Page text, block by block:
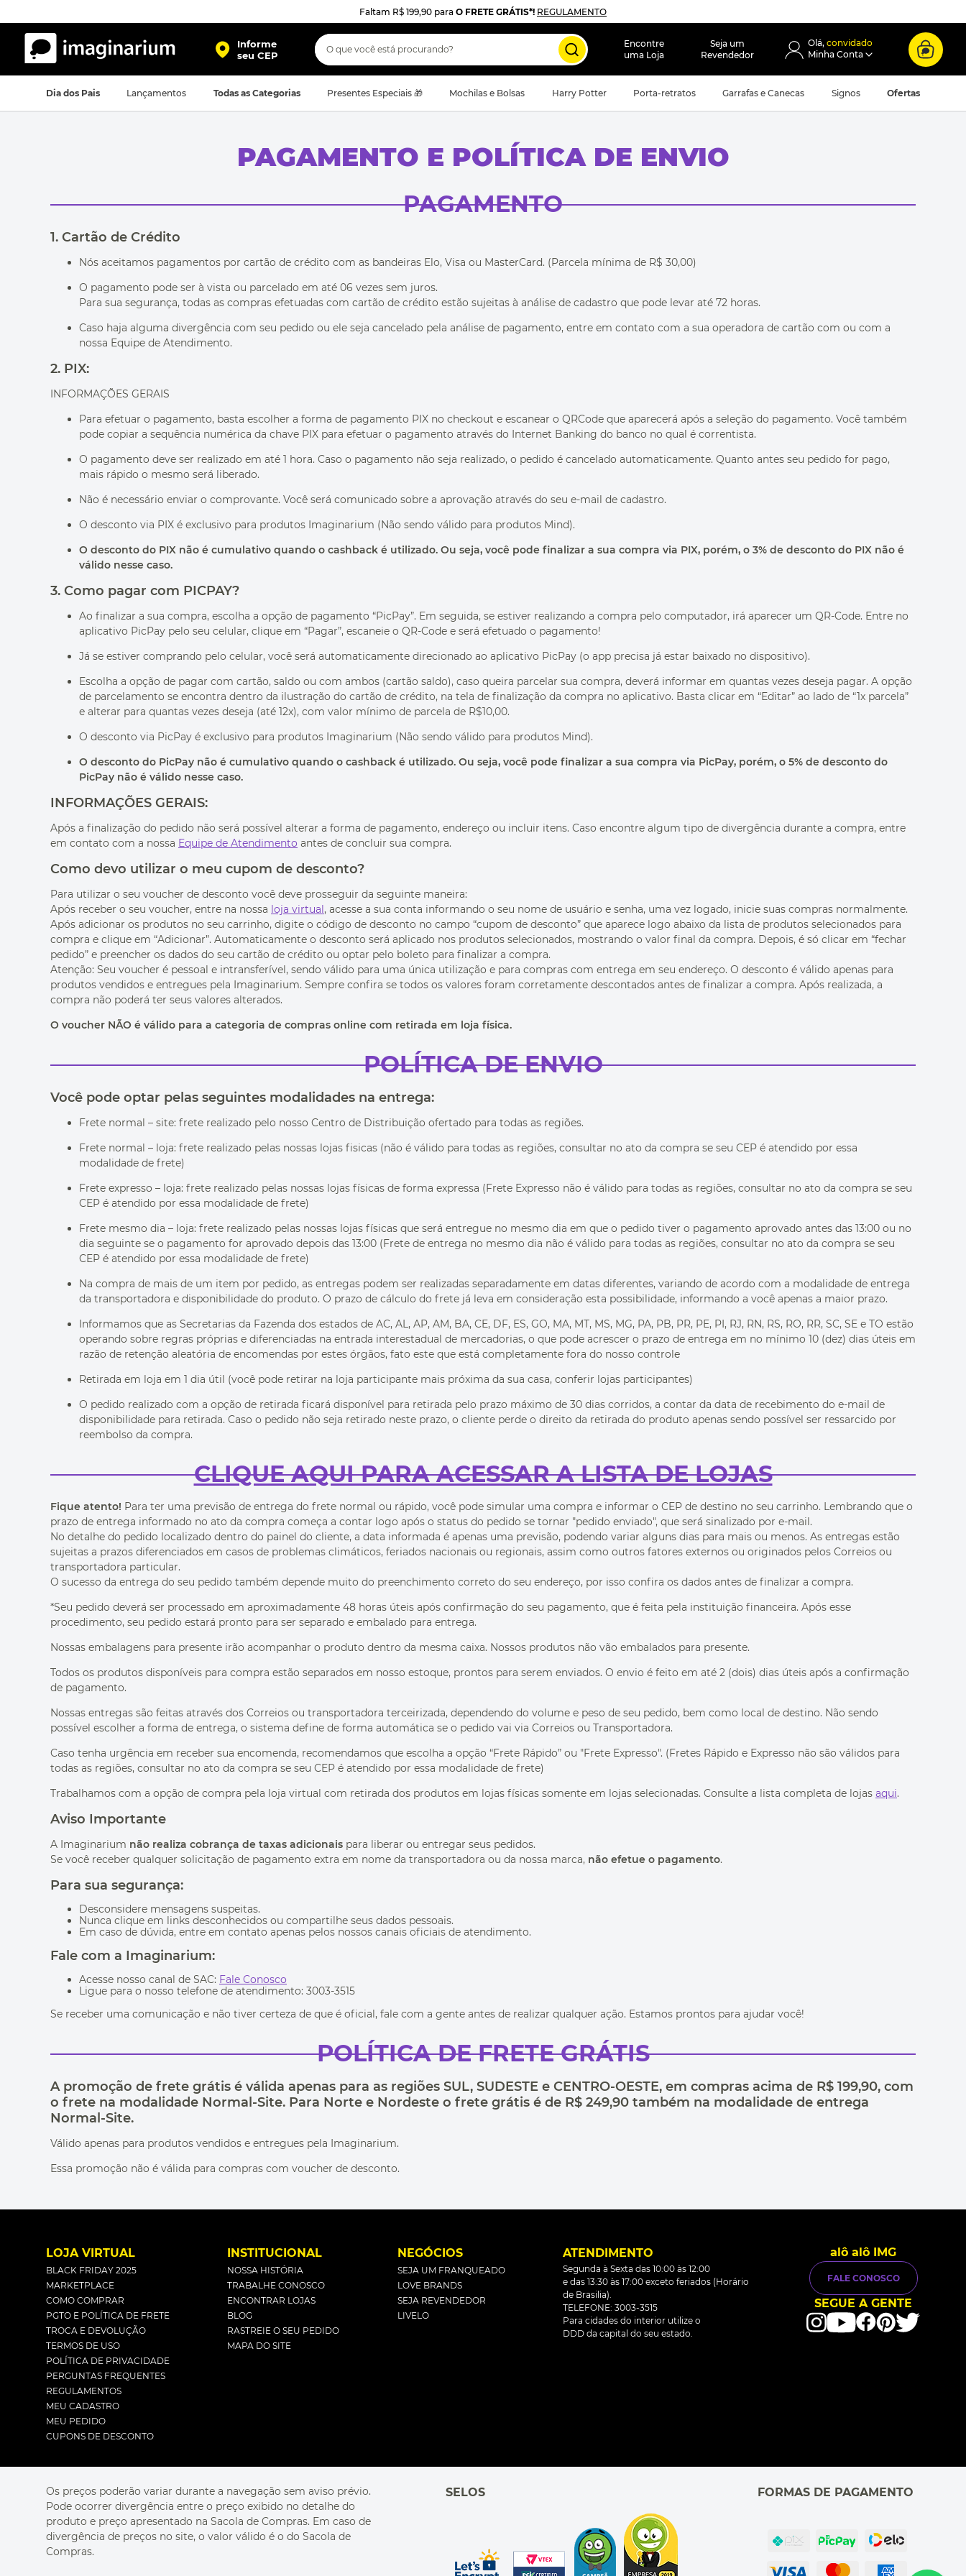
Faltam R$ 199,90 para O FRETE GRÁTIS*! REGULAMENTO
Informe
seu CEP
O que você está procurando?
Encontre
uma Loja
Seja um
Revendedor
convidado
Dia dos Pais Lançamentos Todas as Categorias Presentes Especiais 🎁 Mochilas e Bolsas Harry Potter Porta-retratos Garrafas e Canecas Signos Ofertas
PAGAMENTO E POLÍTICA DE ENVIO
PAGAMENTO
1. Cartão de Crédito
Nós aceitamos pagamentos por cartão de crédito com as bandeiras Elo, Visa ou MasterCard. (Parcela mínima de R$ 30,00)
O pagamento pode ser à vista ou parcelado em até 06 vezes sem juros.
Para sua segurança, todas as compras efetuadas com cartão de crédito estão sujeitas à análise de cadastro que pode levar até 72 horas.
Caso haja alguma divergência com seu pedido ou ele seja cancelado pela análise de pagamento, entre em contato com a sua operadora de cartão com ou com a
nossa Equipe de Atendimento.
2. PIX:
INFORMAÇÕES GERAIS
Para efetuar o pagamento, basta escolher a forma de pagamento PIX no checkout e escanear o QRCode que aparecerá após a seleção do pagamento. Você também
pode copiar a sequência numérica da chave PIX para efetuar o pagamento através do Internet Banking do banco no qual é correntista.
O pagamento deve ser realizado em até 1 hora. Caso o pagamento não seja realizado, o pedido é cancelado automaticamente. Quanto antes seu pedido for pago,
mais rápido o mesmo será liberado.
Não é necessário enviar o comprovante. Você será comunicado sobre a aprovação através do seu e-mail de cadastro.
O desconto via PIX é exclusivo para produtos Imaginarium (Não sendo válido para produtos Mind).
O desconto do PIX não é cumulativo quando o cashback é utilizado. Ou seja, você pode finalizar a sua compra via PIX, porém, o 3% de desconto do PIX não é
válido nesse caso.
3. Como pagar com PICPAY?
Ao finalizar a sua compra, escolha a opção de pagamento “PicPay”. Em seguida, se estiver realizando a compra pelo computador, irá aparecer um QR-Code. Entre no
aplicativo PicPay pelo seu celular, clique em “Pagar”, escaneie o QR-Code e será efetuado o pagamento!
Já se estiver comprando pelo celular, você será automaticamente direcionado ao aplicativo PicPay (o app precisa já estar baixado no dispositivo).
Escolha a opção de pagar com cartão, saldo ou com ambos (cartão saldo), caso queira parcelar sua compra, deverá informar em quantas vezes deseja pagar. A opção
de parcelamento se encontra dentro da ilustração do cartão de crédito, na tela de finalização da compra no aplicativo. Basta clicar em “Editar” ao lado de “1x parcela”
e alterar para quantas vezes deseja (até 12x), com valor mínimo de parcela de R$10,00.
O desconto via PicPay é exclusivo para produtos Imaginarium (Não sendo válido para produtos Mind).
O desconto do PicPay não é cumulativo quando o cashback é utilizado. Ou seja, você pode finalizar a sua compra via PicPay, porém, o 5% de desconto do
PicPay não é válido nesse caso.
INFORMAÇÕES GERAIS:
Após a finalização do pedido não será possível alterar a forma de pagamento, endereço ou incluir itens. Caso encontre algum tipo de divergência durante a compra, entre
em contato com a nossa Equipe de Atendimento antes de concluir sua compra.
Como devo utilizar o meu cupom de desconto?
Para utilizar o seu voucher de desconto você deve prosseguir da seguinte maneira:
Após receber o seu voucher, entre na nossa loja virtual, acesse a sua conta informando o seu nome de usuário e senha, uma vez logado, inicie suas compras normalmente.
Após adicionar os produtos no seu carrinho, digite o código de desconto no campo “cupom de desconto” que aparece logo abaixo da lista de produtos selecionados para
compra e clique em “Adicionar”. Automaticamente o desconto será aplicado nos produtos selecionados, mostrando o valor final da compra. Depois, é só clicar em “fechar
pedido” e preencher os dados do seu cartão de crédito ou optar pelo boleto para finalizar a compra.
Atenção: Seu voucher é pessoal e intransferível, sendo válido para uma única utilização e para compras com entrega em seu endereço. O desconto é válido apenas para
produtos vendidos e entregues pela Imaginarium. Sempre confira se todos os valores foram corretamente descontados antes de finalizar a compra. Após realizada, a
compra não poderá ter seus valores alterados.
O voucher NÃO é válido para a categoria de compras online com retirada em loja física.
POLÍTICA DE ENVIO
Você pode optar pelas seguintes modalidades na entrega:
Frete normal – site: frete realizado pelo nosso Centro de Distribuição ofertado para todas as regiões.
Frete normal – loja: frete realizado pelas nossas lojas fisicas (não é válido para todas as regiões, consultar no ato da compra se seu CEP é atendido por essa
modalidade de frete)
Frete expresso – loja: frete realizado pelas nossas lojas físicas de forma expressa (Frete Expresso não é válido para todas as regiões, consultar no ato da compra se seu
CEP é atendido por essa modalidade de frete)
Frete mesmo dia – loja: frete realizado pelas nossas lojas físicas que será entregue no mesmo dia em que o pedido tiver o pagamento aprovado antes das 13:00 ou no
dia seguinte se o pagamento for aprovado depois das 13:00 (Frete de entrega no mesmo dia não é válido para todas as regiões, consultar no ato da compra se seu
CEP é atendido por essa modalidade de frete)
Na compra de mais de um item por pedido, as entregas podem ser realizadas separadamente em datas diferentes, variando de acordo com a modalidade de entrega
da transportadora e disponibilidade do produto. O prazo de cálculo do frete já leva em consideração esta possibilidade, informando a você apenas a maior prazo.
Informamos que as Secretarias da Fazenda dos estados de AC, AL, AP, AM, BA, CE, DF, ES, GO, MA, MT, MS, MG, PA, PB, PR, PE, PI, RJ, RN, RS, RO, RR, SC, SE e TO estão
operando sobre regras próprias e diferenciadas na entrada interestadual de mercadorias, o que pode acrescer o prazo de entrega em no mínimo 10 (dez) dias úteis em
razão de retenção aleatória de encomendas por estes órgãos, fato este que está completamente fora do nosso controle
Retirada em loja em 1 dia útil (você pode retirar na loja participante mais próxima da sua casa, conferir lojas participantes)
O pedido realizado com a opção de retirada ficará disponível para retirada pelo prazo máximo de 30 dias corridos, a contar da data de recebimento do e-mail de
disponibilidade para retirada. Caso o pedido não seja retirado neste prazo, o cliente perde o direito da retirada do produto apenas sendo possível ser ressarcido por
reembolso da compra.
CLIQUE AQUI PARA ACESSAR A LISTA DE LOJAS
Fique atento! Para ter uma previsão de entrega do frete normal ou rápido, você pode simular uma compra e informar o CEP de destino no seu carrinho. Lembrando que o
prazo de entrega informado no ato da compra começa a contar logo após o status do pedido se tornar "pedido enviado", que será sinalizado por e-mail.
No detalhe do pedido localizado dentro do painel do cliente, a data informada é apenas uma previsão, podendo variar alguns dias para mais ou menos. As entregas estão
sujeitas a prazos diferenciados em casos de problemas climáticos, feriados nacionais ou regionais, assim como outros fatores externos ou originados pelos Correios ou
transportadora particular.
O sucesso da entrega do seu pedido também depende muito do preenchimento correto do seu endereço, por isso confira os dados antes de finalizar a compra.
*Seu pedido deverá ser processado em aproximadamente 48 horas úteis após confirmação do seu pagamento, que é feita pela instituição financeira. Após esse
procedimento, seu pedido estará pronto para ser separado e embalado para entrega.
Nossas embalagens para presente irão acompanhar o produto dentro da mesma caixa. Nossos produtos não vão embalados para presente.
Todos os produtos disponíveis para compra estão separados em nosso estoque, prontos para serem enviados. O envio é feito em até 2 (dois) dias úteis após a confirmação
de pagamento.
Nossas entregas são feitas através dos Correios ou transportadora terceirizada, dependendo do volume e peso de seu pedido, bem como local de destino. Não sendo
possível escolher a forma de entrega, o sistema define de forma automática se o pedido vai via Correios ou Transportadora.
Caso tenha urgência em receber sua encomenda, recomendamos que escolha a opção “Frete Rápido” ou "Frete Expresso". (Fretes Rápido e Expresso não são válidos para
todas as regiões, consultar no ato da compra se seu CEP é atendido por essa modalidade de frete)
Trabalhamos com a opção de compra pela loja virtual com retirada dos produtos em lojas físicas somente em lojas selecionadas. Consulte a lista completa de lojas aqui.
Aviso Importante
A Imaginarium não realiza cobrança de taxas adicionais para liberar ou entregar seus pedidos.
Se você receber qualquer solicitação de pagamento extra em nome da transportadora ou da nossa marca, não efetue o pagamento.
Para sua segurança:
Desconsidere mensagens suspeitas.
Nunca clique em links desconhecidos ou compartilhe seus dados pessoais.
Em caso de dúvida, entre em contato apenas pelos nossos canais oficiais de atendimento.
Fale com a Imaginarium:
Acesse nosso canal de SAC: Fale Conosco
Ligue para o nosso telefone de atendimento: 3003-3515
Se receber uma comunicação e não tiver certeza de que é oficial, fale com a gente antes de realizar qualquer ação. Estamos prontos para ajudar você!
POLÍTICA DE FRETE GRÁTIS
A promoção de frete grátis é válida apenas para as regiões SUL, SUDESTE e CENTRO-OESTE, em compras acima de R$ 199,90, com
o frete na modalidade Normal-Site. Para Norte e Nordeste o frete grátis é de R$ 249,90 também na modalidade de entrega
Normal-Site.
Válido apenas para produtos vendidos e entregues pela Imaginarium.
Essa promoção não é válida para compras com voucher de desconto.
LOJA VIRTUAL
BLACK FRIDAY 2025
MARKETPLACE
COMO COMPRAR
PGTO E POLÍTICA DE FRETE
TROCA E DEVOLUÇÃO
TERMOS DE USO
POLÍTICA DE PRIVACIDADE
PERGUNTAS FREQUENTES
REGULAMENTOS
MEU CADASTRO
MEU PEDIDO
CUPONS DE DESCONTO
INSTITUCIONAL
NOSSA HISTÓRIA
TRABALHE CONOSCO
ENCONTRAR LOJAS
BLOG
RASTREIE O SEU PEDIDO
MAPA DO SITE
NEGÓCIOS
SEJA UM FRANQUEADO
LOVE BRANDS
SEJA REVENDEDOR
LIVELO
ATENDIMENTO
Segunda à Sexta das 10:00 às 12:00
e das 13:30 às 17:00 exceto feriados (Horário
de Brasilia).
TELEFONE: 3003-3515
Para cidades do interior utilize o
DDD da capital do seu estado.
alô alô IMG
FALE CONOSCO
SEGUE A GENTE
Os preços poderão variar durante a navegação sem aviso prévio.
Pode ocorrer divergência entre o preço exibido no detalhe do
produto e preço apresentado na Sacola de Compras. Em caso de
divergência de preços no site, o valor válido é o do Sacola de
Compras.
SELOS FORMAS DE PAGAMENTO
TERMOS MAIS BUSCADOS
harry potter
5º
mochila
9 º
friends
10 º bolsa termica